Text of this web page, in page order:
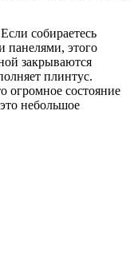
собираетесь
панелями, этого
закрываются
плинтус.
огромное состояние
небольшое